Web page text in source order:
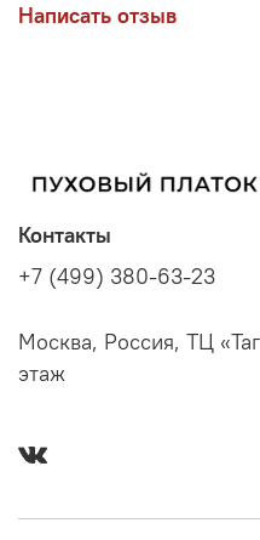
Написать отзыв
Контакты
+7 (499) 380-63-23
Москва, Россия, ТЦ
этаж